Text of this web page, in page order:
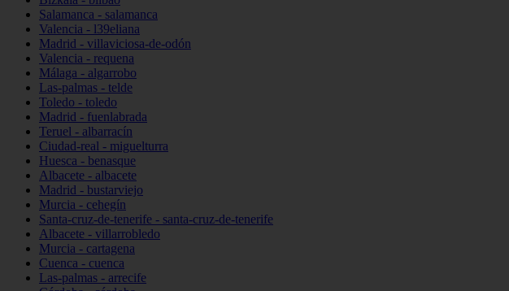
Salamanca - salamanca
Valencia - l39eliana
Madrid - villaviciosa-de-odón
Valencia - requena
Málaga - algarrobo
Las-palmas - telde
Toledo - toledo
Madrid - fuenlabrada
Teruel - albarracín
Ciudad-real - miguelturra
Huesca - benasque
Albacete - albacete
Madrid - bustarviejo
Murcia - cehegín
Santa-cruz-de-tenerife - santa-cruz-de-tenerife
Albacete - villarrobledo
Murcia - cartagena
Cuenca - cuenca
Las-palmas - arrecife